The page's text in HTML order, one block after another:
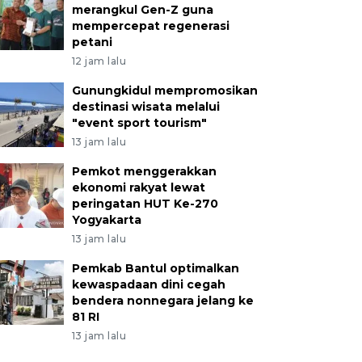
merangkul Gen-Z guna
mempercepat regenerasi
petani
12 jam lalu
Gunungkidul mempromosikan
destinasi wisata melalui
"event sport tourism"
13 jam lalu
Pemkot menggerakkan
ekonomi rakyat lewat
peringatan HUT Ke-270
Yogyakarta
13 jam lalu
Pemkab Bantul optimalkan
kewaspadaan dini cegah
bendera nonnegara jelang ke
81 RI
13 jam lalu